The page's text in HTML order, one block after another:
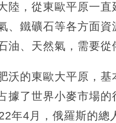
陸，從東歐平原一
、鐵礦石等各方面
油、天然氣，需要從
沃的東歐大平原，
據了世界小麥市場
年4月，俄羅斯的